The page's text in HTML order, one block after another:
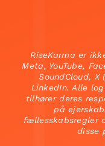
RiseKarma er
Meta, YouTube,
SoundCloud, X
LinkedIn. Alle
tilhører deres
på
fællesskabsregler
disse